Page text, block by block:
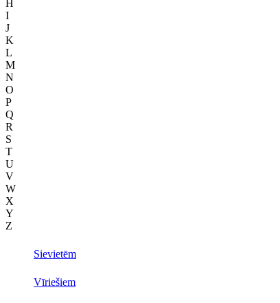
H
I
J
K
L
M
N
O
P
Q
R
S
T
U
V
W
X
Y
Z
Sievietēm
Vīriešiem